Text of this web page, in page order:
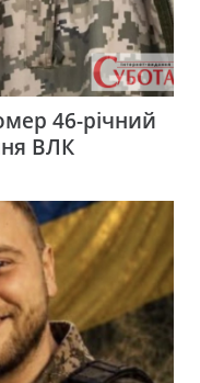
46-річний
ВЛК